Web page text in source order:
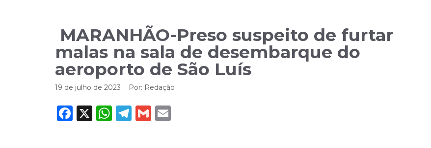
MARANHÃO-Preso suspeito de furtar
malas na sala de desembarque do
aeroporto de São Luís
19 de julho de 2023 Por: Redação
Facebook
X WhatsApp
Telegram
Gmail